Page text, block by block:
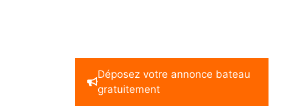
Déposez votre annonce bateau
gratuitement